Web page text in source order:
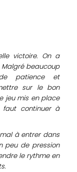
victoire. On a
Malgré beaucoup
patience et
sur le bon
jeu mis en place
faut continuer à
à entrer dans
peu de pression
le rythme en